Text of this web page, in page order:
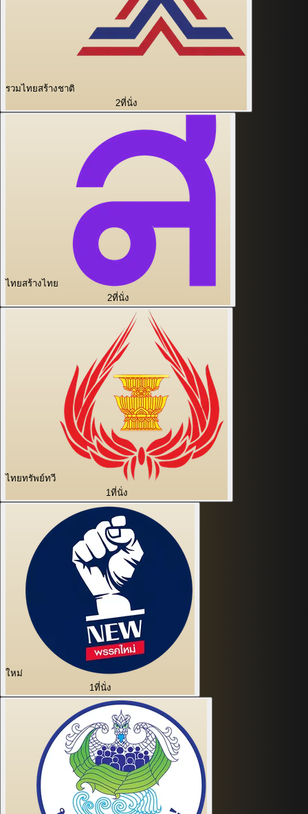
รวมไทยสร้างชาติ
2ที่นั่ง
ไทยสร้างไทย
2ที่นั่ง
ไทยทรัพย์ทวี
1ที่นั่ง
ใหม่
1ที่นั่ง